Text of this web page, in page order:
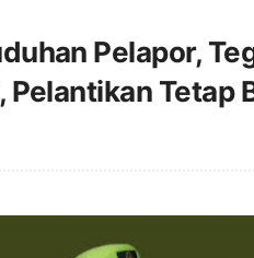
Pelapor,
Pelantikan Tetap